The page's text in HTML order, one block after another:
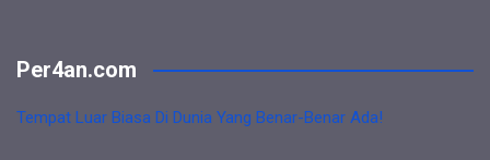
Per4an.com
Tempat Luar Biasa Di Dunia Yang Benar-Benar Ada!